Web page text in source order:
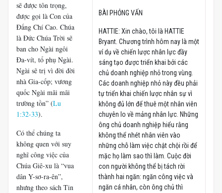
BÀI PHỎNG VẤN
HATTIE: Xin chào, tôi là HATTIE
Bryant. Chương trình hôm nay là một
ví dụ về chiến lược nhân lực đầy
sáng tạo được triển khai bởi các
chủ doanh nghiệp nhỏ trong vùng.
Các doanh nghiệp nhỏ này đều phải
tự triển khai chiến lược nhân sự vì
không đủ lớn để thuê một nhân viên
chuyên lo về mảng nhân lực. Những
ông chủ doanh nghiệp hiểu rằng
không thể nhét nhân viên vào
những chỗ làm việc chật chội rồi để
mặc họ làm sao thì làm. Cuộc đời
con người không thể bị tách rời
thành hai ngăn: ngăn công việc và
ngăn cá nhân, còn ông chủ thì
sẽ được tôn trọng,
được gọi là Con của
Đấng Chí Cao. Chúa
là Đức Chúa Trời sẽ
ban cho Ngài ngôi
Đa-vít, tổ phụ Ngài.
Ngài sẽ trị vì đời đời
nhà Gia-cốp; vương
quốc Ngài mãi mãi
trường tồn” (Lu
1:32-33).
Có thể chúng ta
không quen với suy
nghĩ công việc của
Chúa Giê-xu là “vua
dân Y-sơ-ra-ên”,
nhưng theo sách Tin